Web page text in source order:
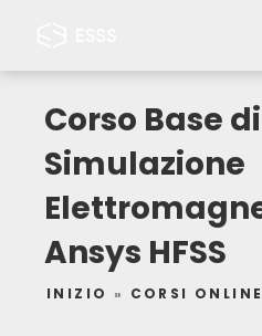
Corso Base di
Simulazione
Ansys HFSS
INIZIO » CORSI ONLINE